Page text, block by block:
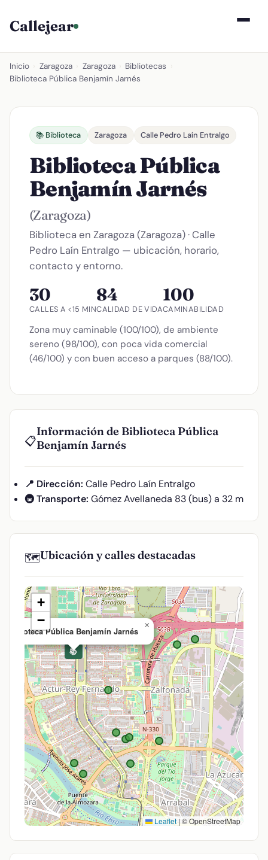
Callejear
Inicio Zaragoza Zaragoza Bibliotecas
Biblioteca Pública Benjamín Jarnés
📚 Biblioteca Zaragoza Calle Pedro Laín Entralgo
Biblioteca Pública
Benjamín Jarnés
(Zaragoza)
Biblioteca en Zaragoza (Zaragoza) · Calle
Pedro Laín Entralgo — ubicación, horario,
contacto y entorno.
30
CALLES A <15 MIN
84
CALIDAD DE VIDA
100
CAMINABILIDAD
Zona muy caminable (100/100), de ambiente
sereno (98/100), con poca vida comercial
(46/100) y con buen acceso a parques (88/100).
📋
Información de Biblioteca Pública
Benjamín Jarnés
📍 Dirección: Calle Pedro Laín Entralgo
🚇 Transporte: Gómez Avellaneda 83 (bus) a 32 m
🗺️Ubicación y calles destacadas
📚
Biblioteca Pública Benjamín Jarnés
×
+
−
Leaflet |© OpenStreetMap